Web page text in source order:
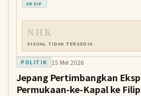
ARSIP
NHK
VISUAL TIDAK TERSEDIA
POLITIK 15 Mei 2026
Jepang Pertimbangkan
Permukaan-ke-Kapal ke